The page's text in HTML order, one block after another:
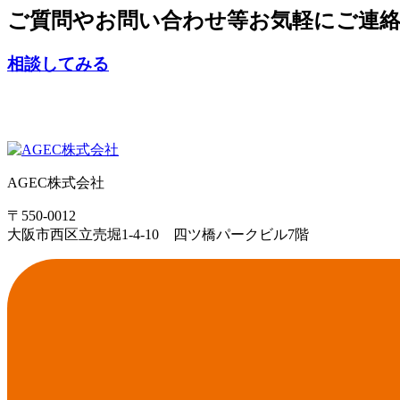
ご質問やお問い合わせ等お気軽にご連絡
相談してみる
AGEC株式会社
〒550-0012
大阪市西区立売堀1-4-10 四ツ橋パークビル7階